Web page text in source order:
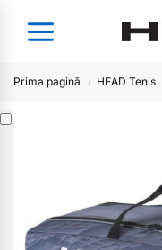
Prima pagină / HEAD Tenis